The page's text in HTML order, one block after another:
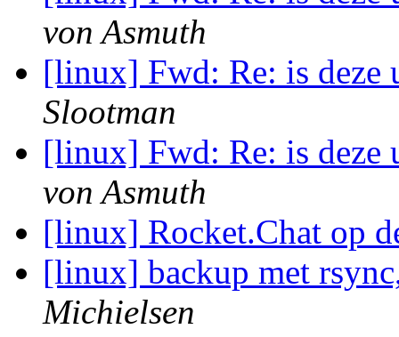
von Asmuth
[linux] Fwd: Re: is deze
Slootman
[linux] Fwd: Re: is deze
von Asmuth
[linux] Rocket.Chat op
[linux] backup met
Michielsen